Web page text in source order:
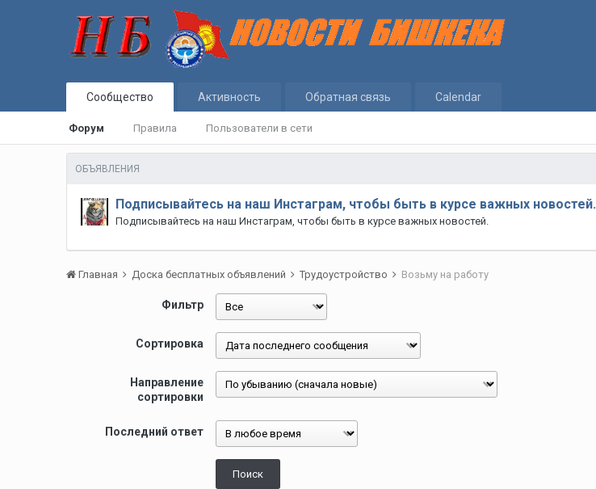
Сообщество
Форум Правила Пользователи в сети
Активность Обратная связь Calendar
ОБЪЯВЛЕНИЯ
Подписывайтесь на наш Инстаграм, чтобы быть в курсе важных новостей.
Подписывайтесь на наш Инстаграм, чтобы быть в курсе важных новостей.
Главная Доска бесплатных объявлений Трудоустройство Возьму на работу
Фильтр
Сортировка
Направление
сортировки
Последний ответ
Поиск